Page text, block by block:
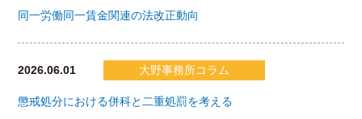
同一労働同一賃金関連の法改正動向
2026.06.01 大野事務所コラム
懲戒処分における併科と二重処罰を考える